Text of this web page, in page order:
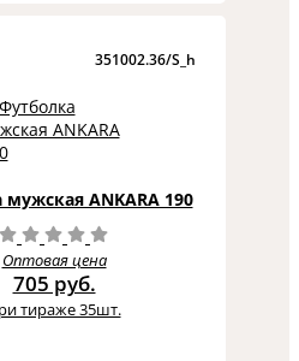
351002.36/S_h
ANKARA 190
Оптовая цена
705 руб.
тираже 35шт.